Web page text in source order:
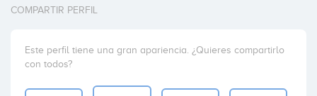
COMPARTIR PERFIL
Este perfil tiene una gran apariencia. ¿Quieres compartirlo
con todos?